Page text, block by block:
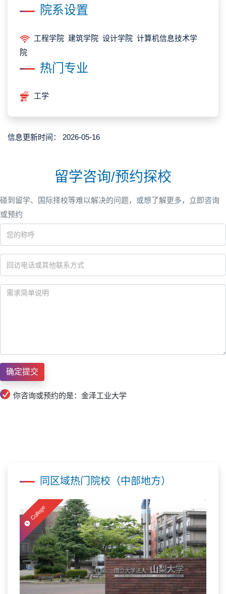
院系设置
工程学院 建筑学院 设计学院 计算机信息技术学
院
热门专业
工学
信息更新时间： 2026-05-16
留学咨询/预约探校
碰到留学、国际择校等难以解决的问题，或想了解更多，立即咨询
或预约
你咨询或预约的是：金泽工业大学
同区域热门院校（中部地方）
College